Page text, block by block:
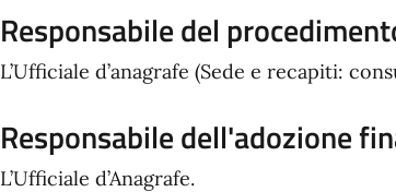
Responsabile del
L’Ufficiale d’anagrafe (Sede e recapiti:
Responsabile dell'adozione
L’Ufficiale d’Anagrafe.